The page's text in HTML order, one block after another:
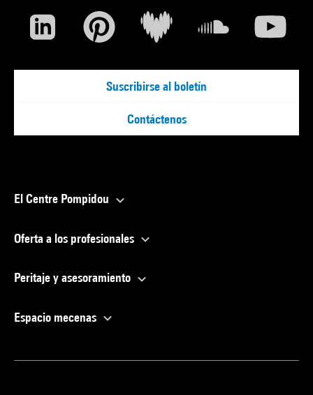
Suscribirse al boletín
Contáctenos
El Centre Pompidou
Oferta a los profesionales
Peritaje y asesoramiento
Espacio mecenas